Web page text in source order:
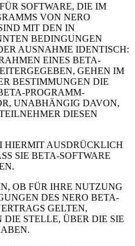
SOFTWARE, DIE IM
VON NERO
MIT DEN IN
BEDINGUNGEN
AUSNAHME IDENTISCH:
EINES BETA-
GEHEN IM
BESTIMMUNGEN DIE
PROGRAMM-
UNABHÄNGIG DAVON,
DIESEN
HIERMIT AUSDRÜCKLICH
SIE BETA-SOFTWARE
OB FÜR IHRE NUTZUNG
DES NERO BETA-
GELTEN,
STELLE, ÜBER DIE SIE